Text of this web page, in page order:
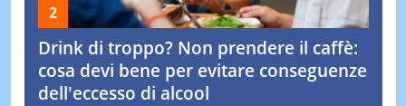
Drink di troppo? Non prendere il caffè:
cosa devi bene per evitare conseguenze
dell'eccesso di alcool